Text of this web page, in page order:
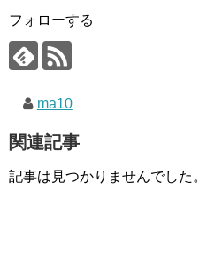
フォローする
ma10
関連記事
記事は見つかりませんでした。